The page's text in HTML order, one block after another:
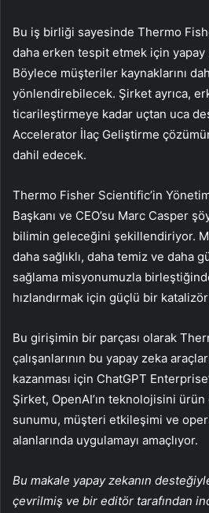
Bu iş birliği sayesinde Thermo
daha erken tespit etmek için yapay
Böylece müşteriler kaynaklarını
yönlendirebilecek. Şirket ayrıca,
ticarileştirmeye kadar uçtan uca
Accelerator İlaç Geliştirme
dahil edecek.
Thermo Fisher Scientific’in
Başkanı ve CEO’su Marc Casper
bilimin geleceğini şekillendiriyor.
daha sağlıklı, daha temiz ve daha
sağlama misyonumuzla
hızlandırmak için güçlü bir
Bu girişimin bir parçası olarak
çalışanlarının bu yapay zeka
kazanması için ChatGPT
Şirket, OpenAI’ın teknolojisini
sunumu, müşteri etkileşimi ve
alanlarında uygulamayı amaçlıyor.
Bu makale yapay zekanın
çevrilmiş ve bir editör tarafından